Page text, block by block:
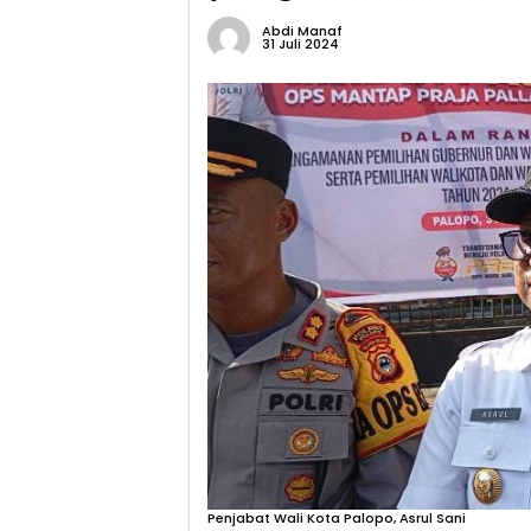
Abdi Manaf
31 Juli 2024
Penjabat Wali Kota Palopo, Asrul Sani